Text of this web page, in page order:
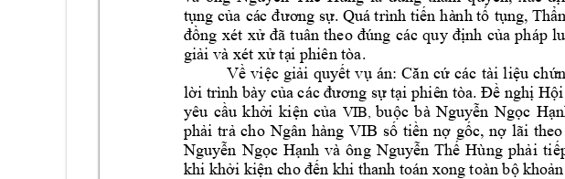
tụng của các đương sự. Quá trình tiến hành tố tụng,
đồng xét xử đã tuân theo đúng các quy định của pháp
giải và xét xử tại phiên tòa.
Về việc giải quyết vụ án: Căn cứ các tài liệu chứn
lời trình bày của các đương sự tại phiên tòa. Đề nghị
yêu cầu khởi kiện của VIB, buộc bà Nguyễn Ngọc
phải trả cho Ngân hàng VIB số tiền nợ gốc, nợ lãi theo
Nguyễn Ngọc Hạnh và ông Nguyễn Thế Hùng phải tiế
khi khởi kiện cho đến khi thanh toán xong toàn bộ kh